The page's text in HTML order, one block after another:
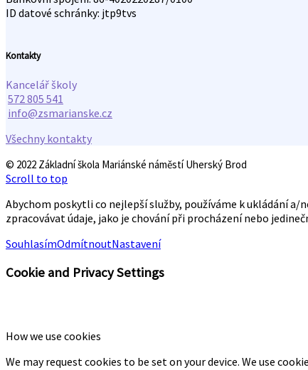
ID datové schránky: jtp9tvs
Kontakty
Kancelář školy
572 805 541
info@zsmarianske.cz
Všechny kontakty
© 2022 Základní škola Mariánské náměstí Uherský Brod
Scroll to top
Abychom poskytli co nejlepší služby, používáme k ukládání
zpracovávat údaje, jako je chování při procházení nebo
SouhlasímOdmítnoutNastavení
Cookie and Privacy Settings
How we use cookies
We may request cookies to be set on your device. We use